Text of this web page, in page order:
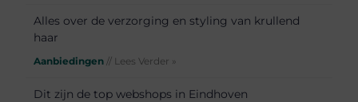
Alles over de verzorging en styling van krullend
haar
Aanbiedingen // Lees Verder »
Dit zijn de top webshops in Eindhoven